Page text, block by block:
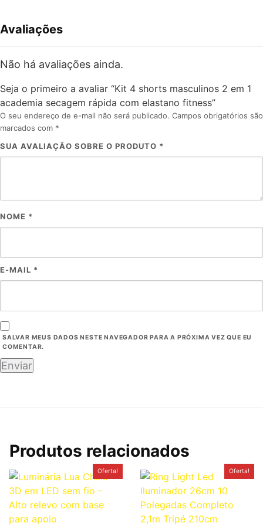
Avaliações
Não há avaliações ainda.
Seja o primeiro a avaliar “Kit 4 shorts masculinos 2 em 1
academia secagem rápida com elastano fitness”
O seu endereço de e-mail não será publicado. Campos obrigatórios são
marcados com *
SUA AVALIAÇÃO SOBRE O PRODUTO *
NOME *
E-MAIL *
SALVAR MEUS DADOS NESTE NAVEGADOR PARA A PRÓXIMA VEZ QUE EU
COMENTAR.
Produtos relacionados
Oferta!
preço
original
era:
R$49,90.
preço
atual
é:
R$39,90.
Oferta!
preço
original
era:
R$150,00.
atual
é:
R$64,88.